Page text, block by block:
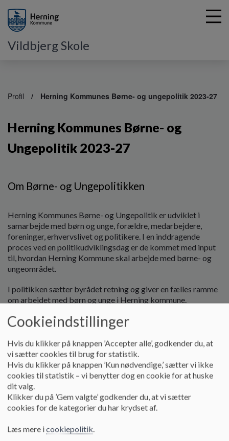
Vildbjerg Skole
Profil Herning Kommunes Børne- og ungepolitik 2023-27
Herning Kommunes Børne- og
Ungepolitik 2023-27
Om Børne- og Ungepolitikken
Herning Kommunes Børne- og Ungepolitik er udviklet i
samarbejde med børn og unge, forældre, medarbejdere,
foreninger, erhvervslivet og politikere. I en inddragende
proces ved en politikudviklingsdag er de kommet med input
til, hvordan Herning Kommune skal arbejde med børne- og
ungeområdet.
I politikken sætter byrådet retning og giver en fælles ramme
om arbejdet med børn og unge i Herning kommune.
uanset behov og alder.
Herning Kommunes Børne- og Ungepolitik foldes ud i tre
temaer, som sammen sætter en retning for dialog og handling
både centralt og lokalt:
Børn og unges dannelse og deltagelse i fællesskaber
Leg, læring og sundhed for alle børn og unge
Forældre og netværk som positive rollemodeller i børn og
unges liv.
Cookieindstillinger
Hvis du klikker på knappen ’Accepter alle’, godkender du, at
vi sætter cookies til brug for statistik.
Hvis du klikker på knappen ’Kun nødvendige,’ sætter vi ikke
cookies til statistik – vi benytter dog en cookie for at huske
dit valg.
Klikker du på ’Gem valgte’ godkender du, at vi sætter
cookies for de kategorier du har krydset af.
Læs mere icookiepolitik.